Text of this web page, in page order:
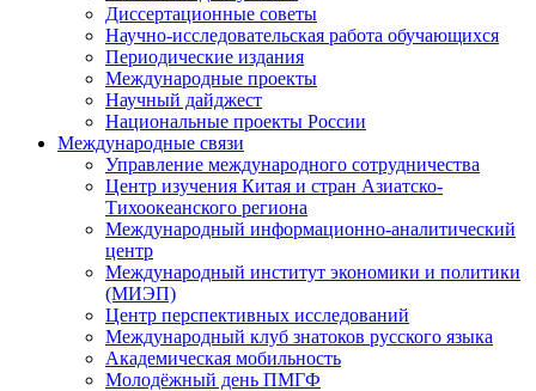
Диссертационные советы
Научно-исследовательская работа обучающихся
Периодические издания
Международные проекты
Научный дайджест
Национальные проекты России
Международные связи
Управление международного сотрудничества
Центр изучения Китая и стран Азиатско-
Тихоокеанского региона
Международный информационно-аналитический
центр
Международный институт экономики и политики
(МИЭП)
Центр перспективных исследований
Международный клуб знатоков русского языка
Академическая мобильность
Молодёжный день ПМГФ